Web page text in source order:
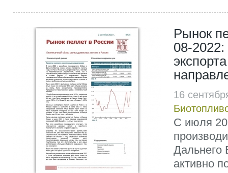
Рынок
08-2022:
16
С июля
Дальнего
активно